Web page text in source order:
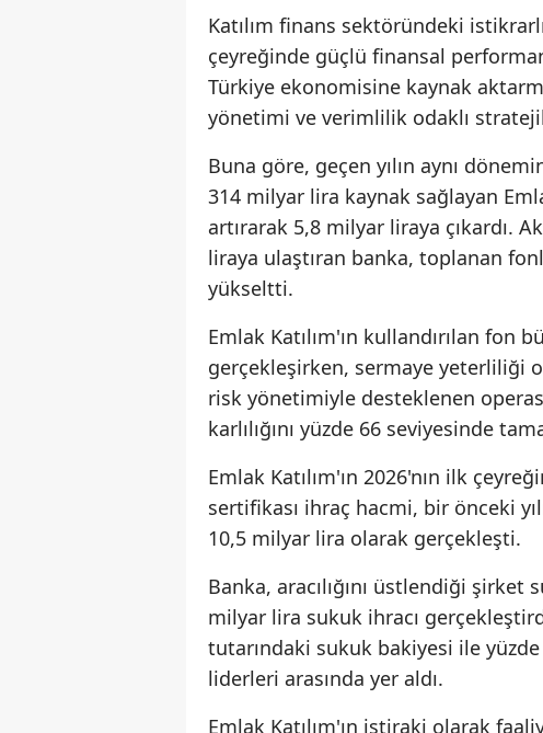
Katılım finans sektöründeki
çeyreğinde güçlü finansal
Türkiye ekonomisine kaynak
yönetimi ve verimlilik odaklı
Buna göre, geçen yılın aynı
314 milyar lira kaynak sağlayan
artırarak 5,8 milyar liraya çıkardı.
liraya ulaştıran banka, toplanan
yükseltti.
Emlak Katılım'ın kullandırılan fon
gerçekleşirken, sermaye yeterliliği
risk yönetimiyle desteklenen
karlılığını yüzde 66 seviyesinde
Emlak Katılım'ın 2026'nın ilk
sertifikası ihraç hacmi, bir önceki
10,5 milyar lira olarak gerçekleşti.
Banka, aracılığını üstlendiği şirket
milyar lira sukuk ihracı
tutarındaki sukuk bakiyesi ile
liderleri arasında yer aldı.
Emlak Katılım'ın iştiraki olarak